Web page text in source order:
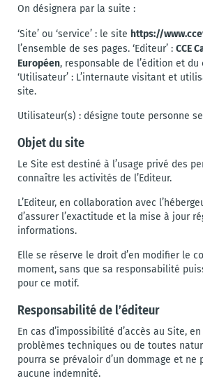
On désignera par la suite :
‘Site’ ou ‘service’ : le site https://
l’ensemble de ses pages. ‘Editeur’ : CCE
Européen, responsable de l’édition et
‘Utilisateur’ : L’internaute visitant et
site.
Utilisateur(s) : désigne toute personne
Objet du site
Le Site est destiné à l’usage privé des
connaître les activités de l’Editeur.
L’Editeur, en collaboration avec
d’assurer l’exactitude et la mise à jour
informations.
Elle se réserve le droit d’en modifier le
moment, sans que sa responsabilité
pour ce motif.
Responsabilité de l’éditeur
En cas d’impossibilité d’accès au Site,
problèmes techniques ou de toutes
pourra se prévaloir d’un dommage et ne
aucune indemnité.